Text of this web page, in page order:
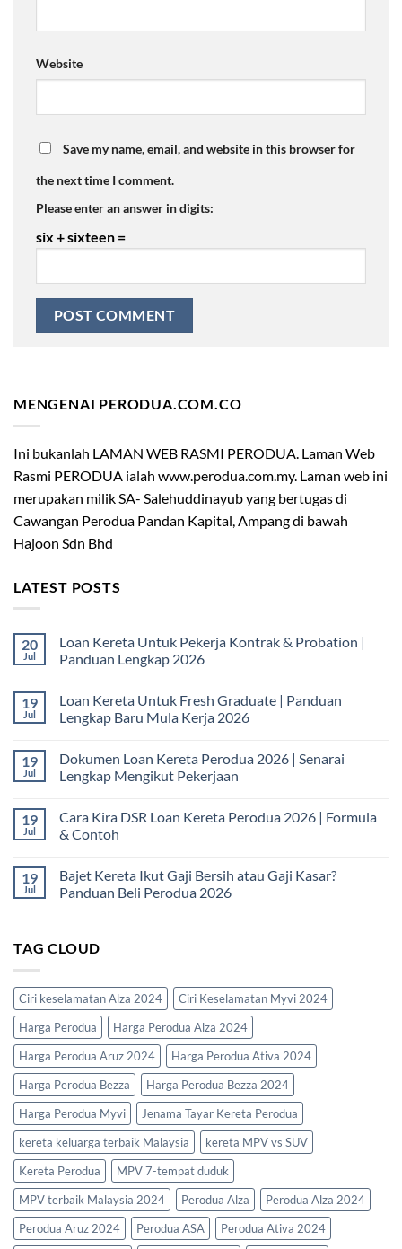
Website
Save my name, email, and website in this browser for
the next time I comment.
Please enter an answer in digits:
six + sixteen =
MENGENAI PERODUA.COM.CO
Ini bukanlah LAMAN WEB RASMI PERODUA. Laman Web
Rasmi PERODUA ialah www.perodua.com.my. Laman web ini
merupakan milik SA- Salehuddinayub yang bertugas di
Cawangan Perodua Pandan Kapital, Ampang di bawah
Hajoon Sdn Bhd
LATEST POSTS
20
Jul
Loan Kereta Untuk Pekerja Kontrak & Probation |
Panduan Lengkap 2026
on
Loan
Kereta
Kontrak
&
Probation
Lengkap
2026
19
Jul
Loan Kereta Untuk Fresh Graduate | Panduan
Lengkap Baru Mula Kerja 2026
on
Loan
Kereta
Graduate
Panduan
Mula
Kerja
2026
19
Jul
Dokumen Loan Kereta Perodua 2026 | Senarai
Lengkap Mengikut Pekerjaan
on
Dokumen
Loan
2026
Senarai
19
Jul
Cara Kira DSR Loan Kereta Perodua 2026 | Formula
& Contoh
on
Cara
Kira
Perodua
2026
Contoh
19
Jul
Bajet Kereta Ikut Gaji Bersih atau Gaji Kasar?
Panduan Beli Perodua 2026
Bajet
Kereta
Bersih
atau
Gaji
Kasar?
Panduan
Beli
Perodua
2026
TAG CLOUD
Ciri keselamatan Alza 2024
Ciri Keselamatan Myvi 2024
Harga Perodua
Harga Perodua Alza 2024
Harga Perodua Aruz 2024
Harga Perodua Ativa 2024
Harga Perodua Bezza
Harga Perodua Bezza 2024
Harga Perodua Myvi
Jenama Tayar Kereta Perodua
kereta keluarga terbaik Malaysia
kereta MPV vs SUV
Kereta Perodua
MPV 7-tempat duduk
MPV terbaik Malaysia 2024
Perodua Alza
Perodua Alza 2024
Perodua Aruz 2024
Perodua ASA
Perodua Ativa 2024